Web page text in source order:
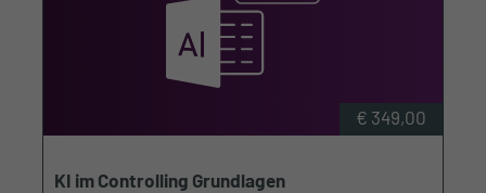
€ 349,00
KI im Controlling Grundlagen